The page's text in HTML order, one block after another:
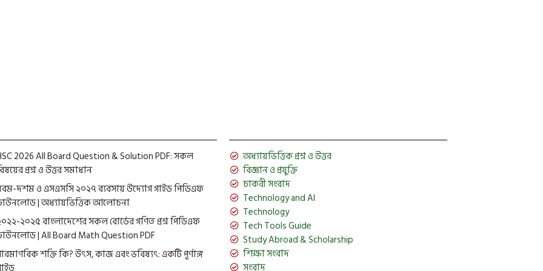
2026 All Board Question & Solution PDF: সকল
প্রশ্ন ও উত্তর সমাধান
দশম ও এসএসসি ২০২৭ ব্যবসায় উদ্যোগ গাইড পিডিএফ
| অধ্যায়ভিত্তিক আলোচনা
২০২৫ বাংলাদেশের সকল বোর্ডের গণিত প্রশ্ন পিডিএফ
| All Board Math Question PDF
শক্তি কি? উৎস, কাজ এবং ভবিষ্যৎ: একটি পূর্ণাঙ্গ
অধ্যায়ভিত্তিক প্রশ্ন ও উত্তর
বিজ্ঞান ও প্রযুক্তি
চাকরী সংবাদ
Technology and AI
Technology
Tech Tools Guide
Study Abroad & Scholarship
শিক্ষা সংবাদ
সংবাদ